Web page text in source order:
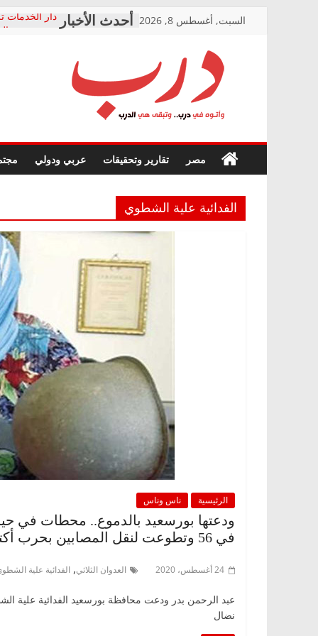
السبت, أغسطس 8, 2026
دار الخدمات
معاناة
فرحات
حزب
صور .. اعتماد
الوزاري
إنشاء المبنى
قرينة
حق أصيل
درب
في
درب..
هي
الدرب
مصر تقارير وتحقيقات عربي ودولي
الفدائية علية الشطوي
الرئيسية ناس وناس
ودعتها بورسعيد بالدموع.. محطات في
في 56 وتطوعت لنقل المصابين بحرب أكتوبر
24 أغسطس، 2020 العدوان الثلاثي, الفدائية علية
عبد الرحمن بدر ودعت محافظة بورسعيد الفدائية علية
نضال